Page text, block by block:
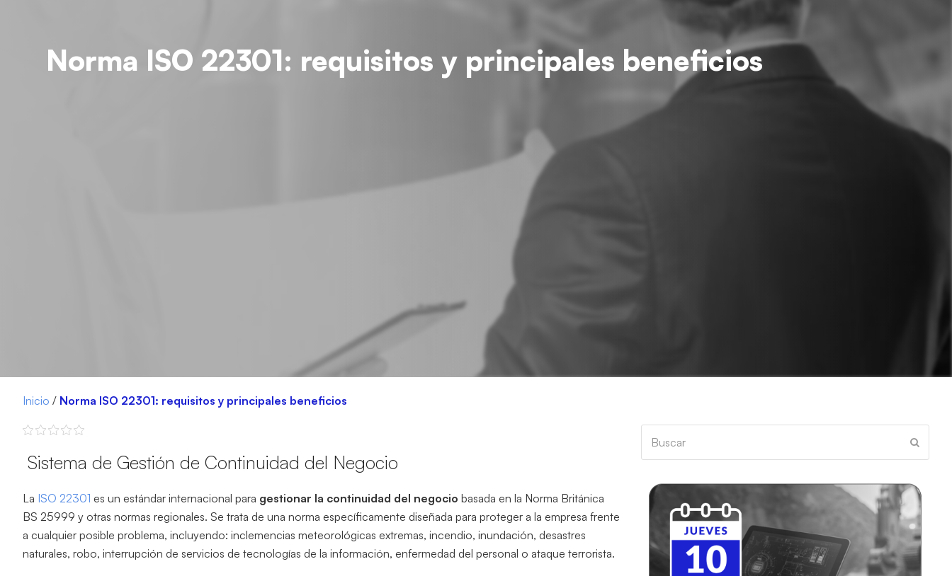
Norma ISO 22301: requisitos y principales beneficios
Inicio / Norma ISO 22301: requisitos y principales beneficios
Sistema de Gestión de Continuidad del Negocio
La ISO 22301 es un estándar internacional para gestionar la continuidad del negocio basada en la Norma Británica
BS 25999 y otras normas regionales. Se trata de una norma específicamente diseñada para proteger a la empresa frente
a cualquier posible problema, incluyendo: inclemencias meteorológicas extremas, incendio, inundación, desastres
naturales, robo, interrupción de servicios de tecnologías de la información, enfermedad del personal o ataque terrorista.